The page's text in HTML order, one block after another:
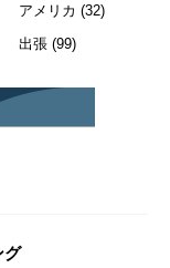
アメリカ (32)
出張 (99)
グ